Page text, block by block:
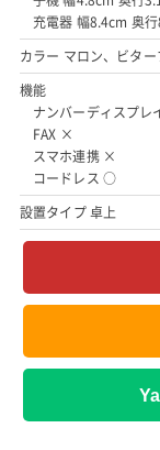
充電器 幅8.4cm 奥
カラー マロン、ビタ
機能
ナンバーディスプ
FAX ×
スマホ連携 ×
コードレス ○
設置タイプ 卓上